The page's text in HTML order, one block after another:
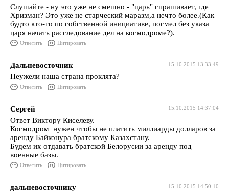
Слушайте - ну это уже не смешно - "царь" спрашивает, где
Хризман? Это уже не старческий маразм,а нечто более.(Как
будто кто-то по собственной инициативе, посмел без указа
царя начать расследование дел на космодроме?).
Ответить Цитировать
15.10.2015 13:33:49
Дальневосточник
Неужели наша страна проклята?
Ответить Цитировать
15.10.2015 14:37:04
Сергей
Ответ Виктору Киселеву.
Космодром нужен чтобы не платить миллиарды долларов за
аренду Байконура братскому Казахстану.
Будем их отдавать братской Белорусии за аренду под
военные базы.
Ответить Цитировать
15.10.2015 14:50:10
дальневосточнику